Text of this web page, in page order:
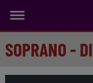
SOPRANO -